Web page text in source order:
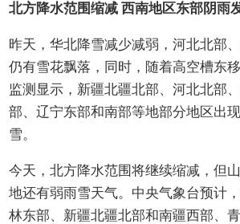
北方降水范围缩减 西南地区东部阴雨
昨天，华北降雪减少减弱，河北北部
仍有雪花飘落，同时，随着高空槽东
监测显示，新疆北疆北部、河北北部
部、辽宁东部和南部等地部分地区出
雪。
今天，北方降水范围将继续缩减，但
地还有弱雨雪天气。中央气象台预计
林东部、新疆北疆北部和南疆西部、